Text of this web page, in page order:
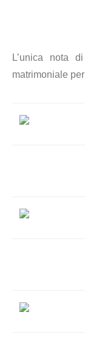
L’unica nota
matrimoniale